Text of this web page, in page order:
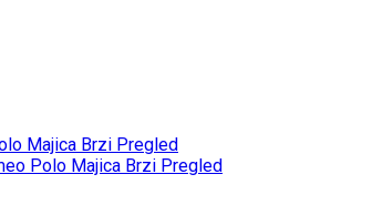
Brzi Pregled
Brzi Pregled